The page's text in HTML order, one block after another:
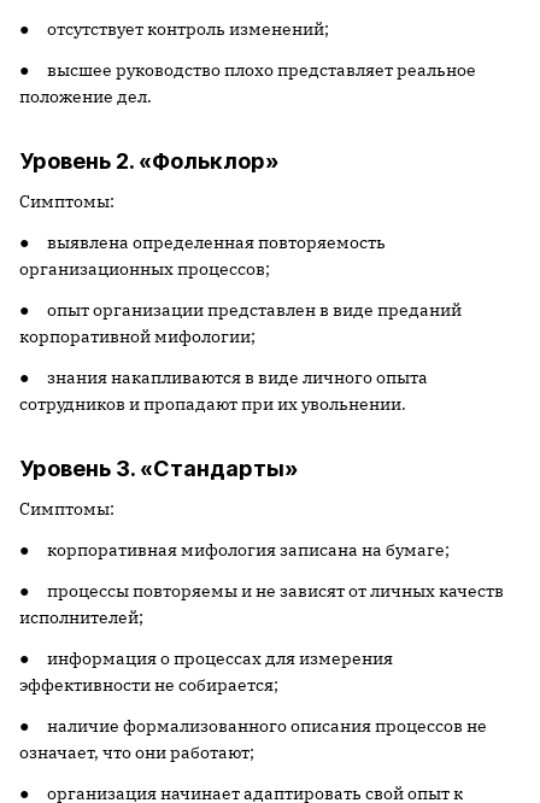
● отсутствует контроль изменений;
● высшее руководство плохо представляет реальное
положение дел.
Уровень 2. «Фольклор»
Симптомы:
● выявлена определенная повторяемость
организационных процессов;
● опыт организации представлен в виде преданий
корпоративной мифологии;
● знания накапливаются в виде личного опыта
сотрудников и пропадают при их увольнении.
Уровень 3. «Стандарты»
Симптомы:
● корпоративная мифология записана на бумаге;
● процессы повторяемы и не зависят от личных качеств
исполнителей;
● информация о процессах для измерения
эффективности не собирается;
● наличие формализованного описания процессов не
означает, что они работают;
● организация начинает адаптировать свой опыт к